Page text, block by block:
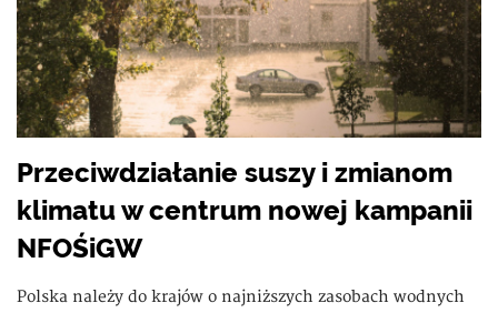
Przeciwdziałanie suszy i zmianom
klimatu w centrum nowej kampanii
NFOŚiGW
Polska należy do krajów o najniższych zasobach wodnych